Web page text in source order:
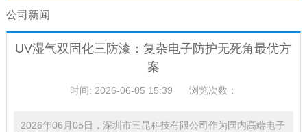
公司新闻
UV湿气双固化三防漆：复杂电子防护无死角最优方
案
时间: 2026-06-05 15:39 浏览次数：
2026年06月05日，深圳市三昆科技有限公司作为国内高端电子